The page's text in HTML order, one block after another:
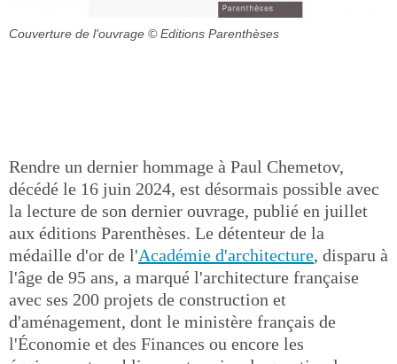
Couverture de l'ouvrage © Editions Parenthèses
Rendre un dernier hommage à Paul Chemetov,
décédé le 16 juin 2024, est désormais possible avec
la lecture de son dernier ouvrage, publié en juillet
aux éditions Parenthèses. Le détenteur de la
médaille d'or de l'Académie d'architecture, disparu à
l'âge de 95 ans, a marqué l'architecture française
avec ses 200 projets de construction et
d'aménagement, dont le ministère français de
l'Économie et des Finances ou encore les